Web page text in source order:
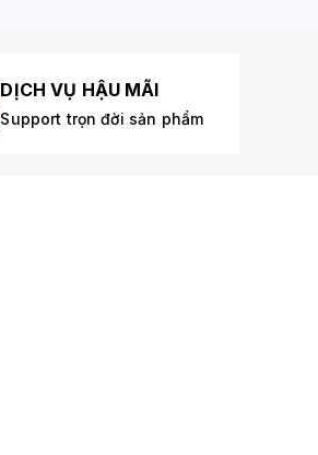
DỊCH VỤ HẬU MÃI
Support trọn đời sản phẩm